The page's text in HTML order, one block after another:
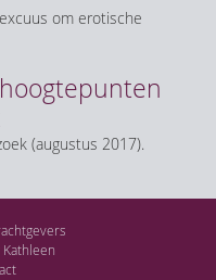
om erotische
(augustus 2017).